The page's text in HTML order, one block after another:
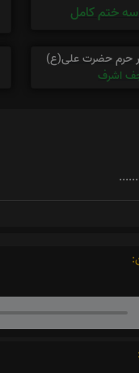
ختم کامل
حرم حضرت علی(ع)
اشرف